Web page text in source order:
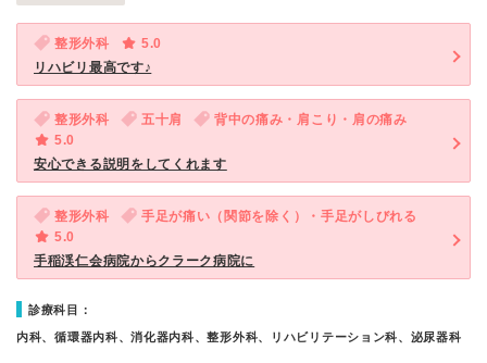
整形外科
5.0
リハビリ最高です♪
整形外科 五十肩
背中の痛み・肩こり・肩の痛み
5.0
安心できる説明をしてくれます
整形外科
手足が痛い（関節を除く）・手足がしびれる
5.0
手稲渓仁会病院からクラーク病院に
診療科目：
内科、循環器内科、消化器内科、整形外科、リハビリテーション科、泌尿器科